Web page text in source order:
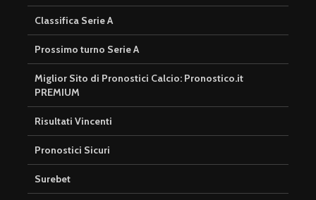
Classifica Serie A
Prossimo turno Serie A
Miglior Sito di Pronostici Calcio: Pronostico.it
PREMIUM
Risultati Vincenti
Pronostici Sicuri
Surebet